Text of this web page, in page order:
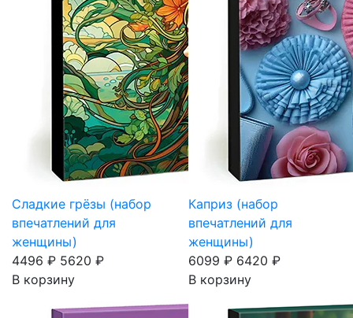
Сладкие грёзы (набор
впечатлений для
женщины)
4496 ₽ 5620 ₽
В корзину
Каприз (набор
впечатлений для
женщины)
6099 ₽ 6420 ₽
В корзину